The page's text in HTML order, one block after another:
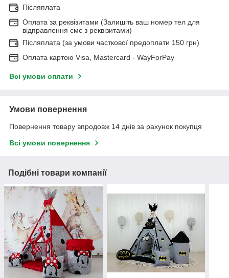
Післяплата
Оплата за реквізитами (Залишіть ваш номер тел для
відправлення смс з реквізитами)
Післяплата (за умови часткової предоплати 150 грн)
Оплата картою Visa, Mastercard - WayForPay
Всі умови оплати
Умови повернення
Повернення товару впродовж 14 днів за рахунок покупця
Всі умови повернення
Подібні товари компанії